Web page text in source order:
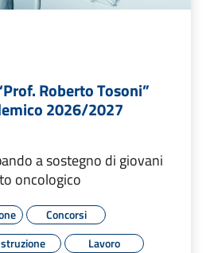
Roberto Tosoni”
2026/2027
a sostegno di giovani
oncologico
Concorsi
Lavoro